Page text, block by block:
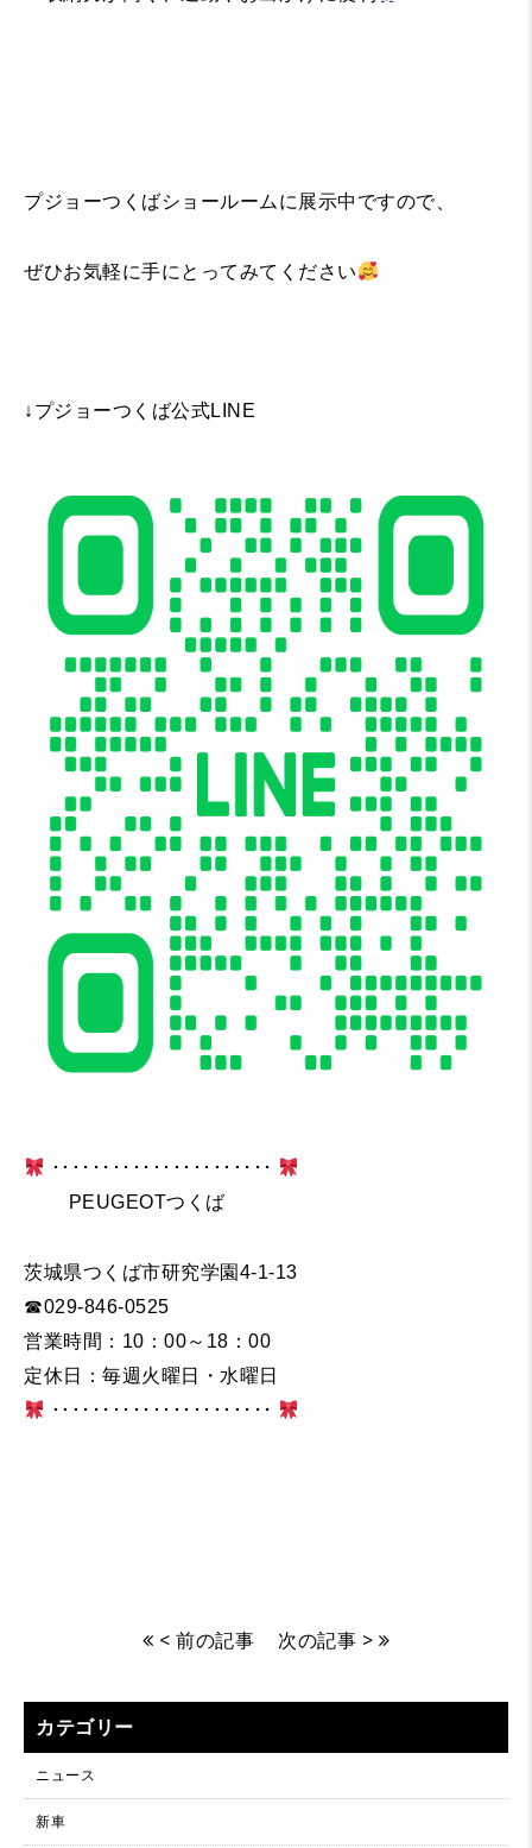
プジョーつくばショールームに展示中ですので、
ぜひお気軽に手にとってみてください
↓プジョーつくば公式LINE
･･････････････････････
PEUGEOTつくば
茨城県つくば市研究学園4-1-13
☎029-846-0525
営業時間：10：00～18：00
定休日：毎週火曜日・水曜日
･･････････････････････
< 前の記事 次の記事 >
カテゴリー
ニュース
新車